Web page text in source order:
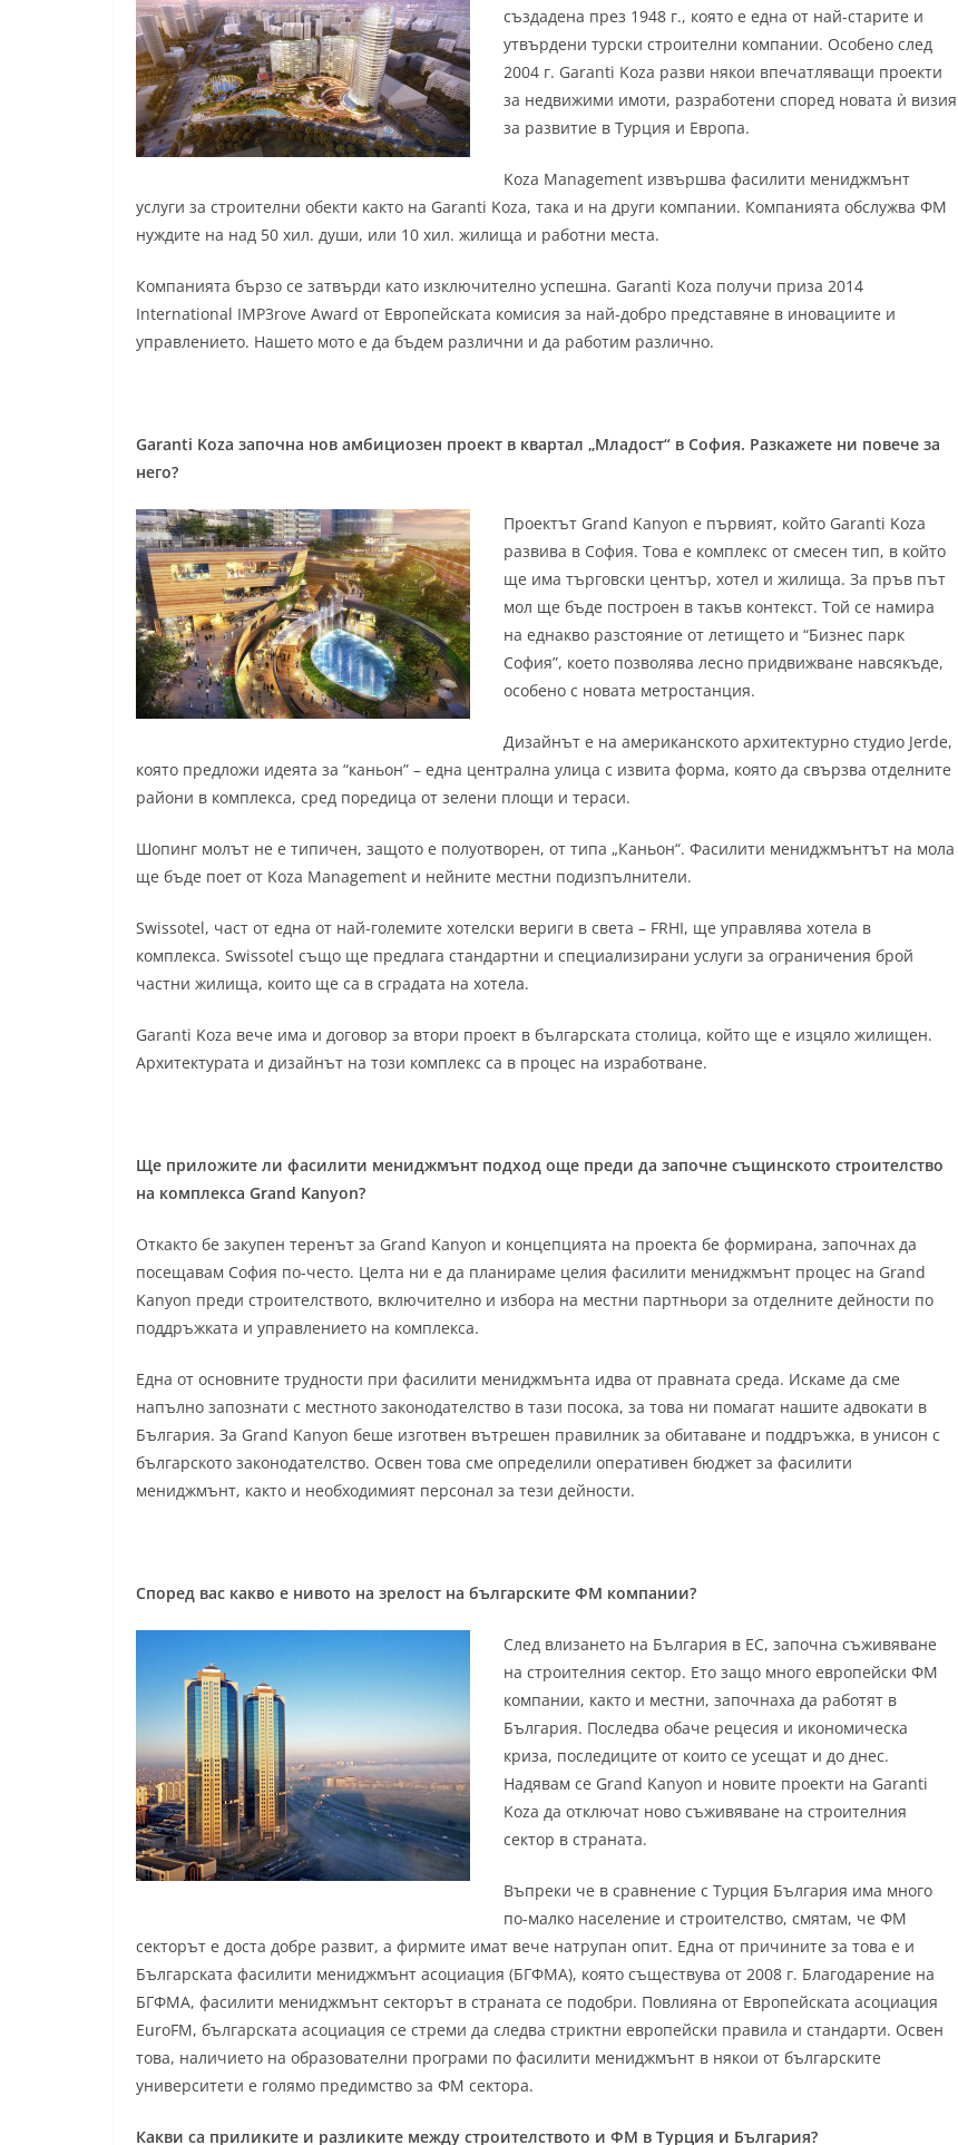
създадена през 1948 г., която е една от най-старите и
утвърдени турски строителни компании. Особено след
2004 г. Garanti Koza разви някои впечатляващи проекти
за недвижими имоти, разработени според новата ѝ визия
за развитие в Турция и Европа.
Koza Management извършва фасилити мениджмънт
услуги за строителни обекти както на Garanti Koza, така и на други компании. Компанията обслужва ФМ
нуждите на над 50 хил. души, или 10 хил. жилища и работни места.
Компанията бързо се затвърди като изключително успешна. Garanti Koza получи приза 2014
International IMP3rove Award от Европейската комисия за най-добро представяне в иновациите и
управлението. Нашето мото е да бъдем различни и да работим различно.
Garanti Koza започна нов амбициозен проект в квартал „Младост“ в София. Разкажете ни повече за
него?
Проектът Grand Kanyon е първият, който Garanti Koza
развива в София. Това е комплекс от смесен тип, в който
ще има търговски център, хотел и жилища. За пръв път
мол ще бъде построен в такъв контекст. Той се намира
на еднакво разстояние от летището и “Бизнес парк
София”, което позволява лесно придвижване навсякъде,
особено с новата метростанция.
Дизайнът е на американското архитектурно студио Jerde,
която предложи идеята за “каньон” – една централна улица с извита форма, която да свързва отделните
райони в комплекса, сред поредица от зелени площи и тераси.
Шопинг молът не е типичен, защото е полуотворен, от типа „Каньон“. Фасилити мениджмънтът на мола
ще бъде поет от Koza Management и нейните местни подизпълнители.
Swissotel, част от една от най-големите хотелски вериги в света – FRHI, ще управлява хотела в
комплекса. Swissotel също ще предлага стандартни и специализирани услуги за ограничения брой
частни жилища, които ще са в сградата на хотела.
Garanti Koza вече има и договор за втори проект в българската столица, който ще е изцяло жилищен.
Архитектурата и дизайнът на този комплекс са в процес на изработване.
Ще приложите ли фасилити мениджмънт подход още преди да започне същинското строителство
на комплекса Grand Kanyon?
Откакто бе закупен теренът за Grand Kanyon и концепцията на проекта бе формирана, започнах да
посещавам София по-често. Целта ни е да планираме целия фасилити мениджмънт процес на Grand
Kanyon преди строителството, включително и избора на местни партньори за отделните дейности по
поддръжката и управлението на комплекса.
Една от основните трудности при фасилити мениджмънта идва от правната среда. Искаме да сме
напълно запознати с местното законодателство в тази посока, за това ни помагат нашите адвокати в
България. За Grand Kanyon беше изготвен вътрешен правилник за обитаване и поддръжка, в унисон с
българското законодателство. Освен това сме определили оперативен бюджет за фасилити
мениджмънт, както и необходимият персонал за тези дейности.
Според вас какво е нивото на зрелост на българските ФМ компании?
След влизането на България в ЕС, започна съживяване
на строителния сектор. Ето защо много европейски ФМ
компании, както и местни, започнаха да работят в
България. Последва обаче рецесия и икономическа
криза, последиците от които се усещат и до днес.
Надявам се Grand Kanyon и новите проекти на Garanti
Koza да отключат ново съживяване на строителния
сектор в страната.
Въпреки че в сравнение с Турция България има много
по-малко население и строителство, смятам, че ФМ
секторът е доста добре развит, а фирмите имат вече натрупан опит. Една от причините за това е и
Българската фасилити мениджмънт асоциация (БГФМА), която съществува от 2008 г. Благодарение на
БГФМА, фасилити мениджмънт секторът в страната се подобри. Повлияна от Европейската асоциация
EuroFM, българската асоциация се стреми да следва стриктни европейски правила и стандарти. Освен
това, наличието на образователни програми по фасилити мениджмънт в някои от българските
университети е голямо предимство за ФМ сектора.
Какви са приликите и разликите между строителството и ФМ в Турция и България?